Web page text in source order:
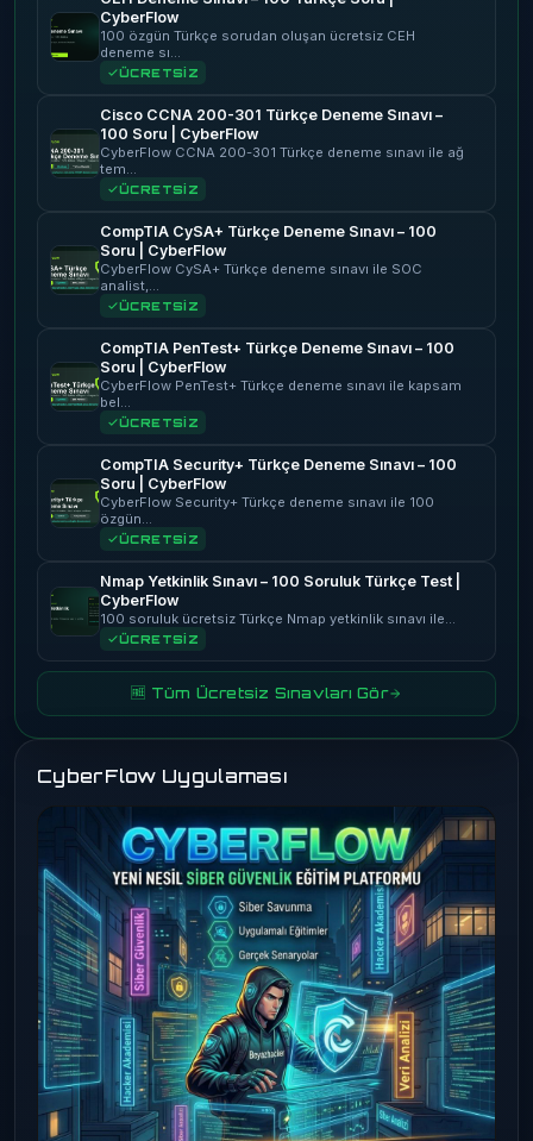
CyberFlow
100 özgün Türkçe sorudan oluşan ücretsiz CEH
deneme sı…
ÜCRETSİZ
Cisco CCNA 200-301 Türkçe Deneme Sınavı –
100 Soru | CyberFlow
CyberFlow CCNA 200-301 Türkçe deneme sınavı ile ağ
tem…
ÜCRETSİZ
CompTIA CySA+ Türkçe Deneme Sınavı – 100
Soru | CyberFlow
CyberFlow CySA+ Türkçe deneme sınavı ile SOC
analist,…
ÜCRETSİZ
CompTIA PenTest+ Türkçe Deneme Sınavı – 100
Soru | CyberFlow
CyberFlow PenTest+ Türkçe deneme sınavı ile kapsam
bel…
ÜCRETSİZ
CompTIA Security+ Türkçe Deneme Sınavı – 100
Soru | CyberFlow
CyberFlow Security+ Türkçe deneme sınavı ile 100
özgün…
ÜCRETSİZ
Nmap Yetkinlik Sınavı – 100 Soruluk Türkçe Test |
CyberFlow
100 soruluk ücretsiz Türkçe Nmap yetkinlik sınavı ile…
ÜCRETSİZ
🆓 Tüm Ücretsiz Sınavları Gör
CyberFlow Uygulaması